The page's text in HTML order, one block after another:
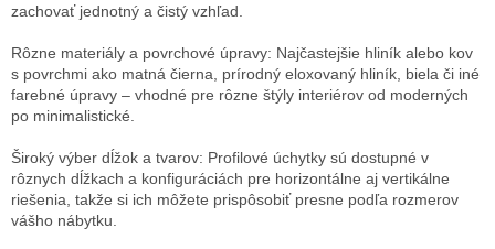
zachovať jednotný a čistý vzhľad.
Rôzne materiály a povrchové úpravy: Najčastejšie hliník alebo kov
s povrchmi ako matná čierna, prírodný eloxovaný hliník, biela či iné
farebné úpravy – vhodné pre rôzne štýly interiérov od moderných
po minimalistické.
Široký výber dĺžok a tvarov: Profilové úchytky sú dostupné v
rôznych dĺžkach a konfiguráciách pre horizontálne aj vertikálne
riešenia, takže si ich môžete prispôsobiť presne podľa rozmerov
vášho nábytku.